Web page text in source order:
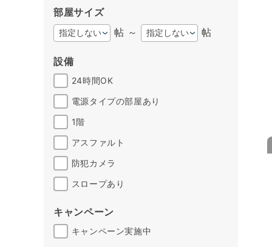
部屋サイズ
帖 ～
帖
設備
24時間OK
電源タイプの部屋あり
1階
アスファルト
防犯カメラ
スロープあり
キャンペーン
キャンペーン実施中